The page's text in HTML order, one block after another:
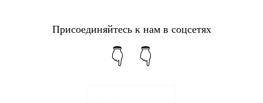
Присоединяйтесь к нам в соцсетях
👇 👇